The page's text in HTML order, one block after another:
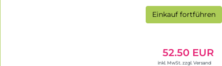
Einkauf fortführen
52.50 EUR
inkl. MwSt. zzgl. Versand